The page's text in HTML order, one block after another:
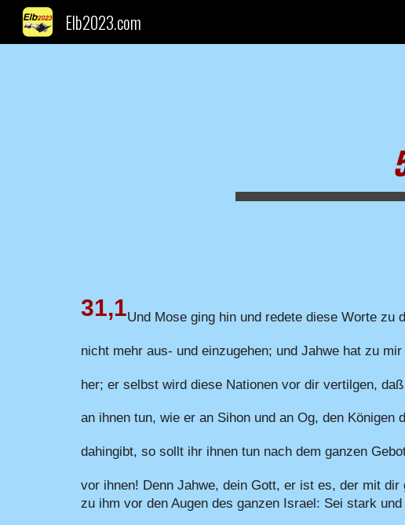
Elb2023.com
31,1Und Mose ging hin und redete diese Worte zu
nicht mehr aus- und einzugehen; und Jahwe hat zu
her; er selbst wird diese Nationen vor dir vertilgen,
an ihnen tun, wie er an Sihon und an Og, den
dahingibt, so sollt ihr ihnen tun nach dem ganzen
vor ihnen! Denn Jahwe, dein Gott, er ist es, der mit
zu ihm vor den Augen des ganzen Israel: Sei stark